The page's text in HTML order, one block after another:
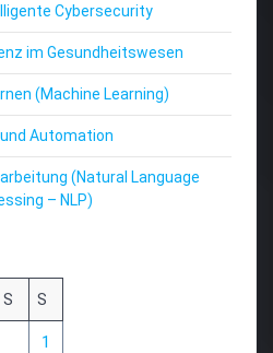
Cybersecurity
im Gesundheitswesen
(Machine Learning)
Automation
(Natural Language
– NLP)
S S
1